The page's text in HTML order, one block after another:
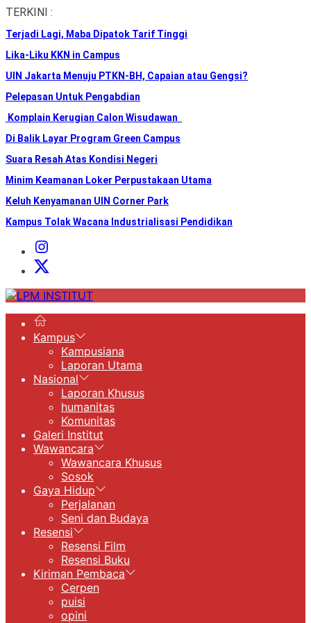
Skip
the
content
TERKINI :
Terjadi Lagi, Maba Dipatok Tarif Tinggi
Lika-Liku KKN in Campus
UIN Jakarta Menuju PTKN-BH, Capaian atau Gengsi?
Pelepasan Untuk Pengabdian
Komplain Kerugian Calon Wisudawan
Di Balik Layar Program Green Campus
Suara Resah Atas Kondisi Negeri
Minim Keamanan Loker Perpustakaan Utama
Keluh Kenyamanan UIN Corner Park
Kampus Tolak Wacana Industrialisasi Pendidikan
Instagram
Institut
X
LPM
Kampus
Kampusiana
Laporan Utama
Nasional
Laporan Khusus
humanitas
Komunitas
Galeri Institut
Wawancara
Wawancara Khusus
Sosok
Gaya Hidup
Perjalanan
Seni dan Budaya
Resensi
Resensi Film
Resensi Buku
Kiriman Pembaca
Cerpen
puisi
opini